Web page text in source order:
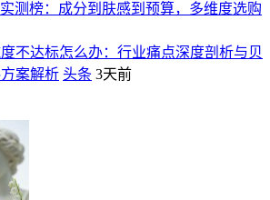
测榜：成分到肤感到预算，多维度选购
不达标怎么办：行业痛点深度剖析与贝
案解析 头条 3天前